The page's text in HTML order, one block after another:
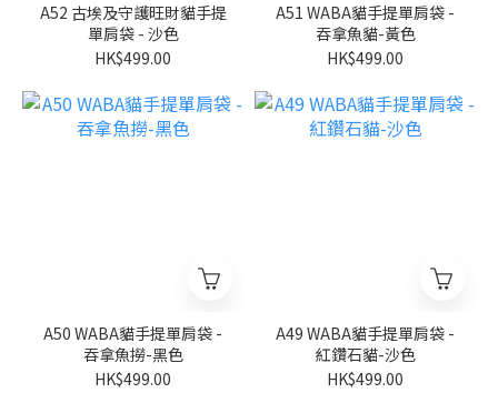
A52 古埃及守護旺財貓手提
單肩袋 - 沙色
HK$499.00
A51 WABA貓手提單肩袋 -
吞拿魚貓-黃色
HK$499.00
A50 WABA貓手提單肩袋 -
吞拿魚撈-黑色
HK$499.00
A49 WABA貓手提單肩袋 -
紅鑽石貓-沙色
HK$499.00